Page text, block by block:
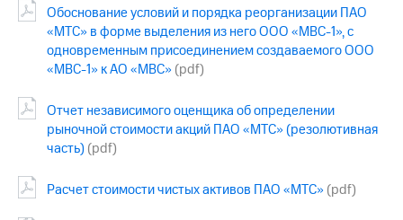
Обоснование условий и порядка реорганизации ПАО
«МТС» в форме выделения из него ООО «МВС-1», с
одновременным присоединением создаваемого ООО
«МВС-1» к АО «МВС» (pdf)
Отчет независимого оценщика об определении
рыночной стоимости акций ПАО «МТС» (резолютивная
часть)(pdf)
Расчет стоимости чистых активов ПАО «МТС» (pdf)